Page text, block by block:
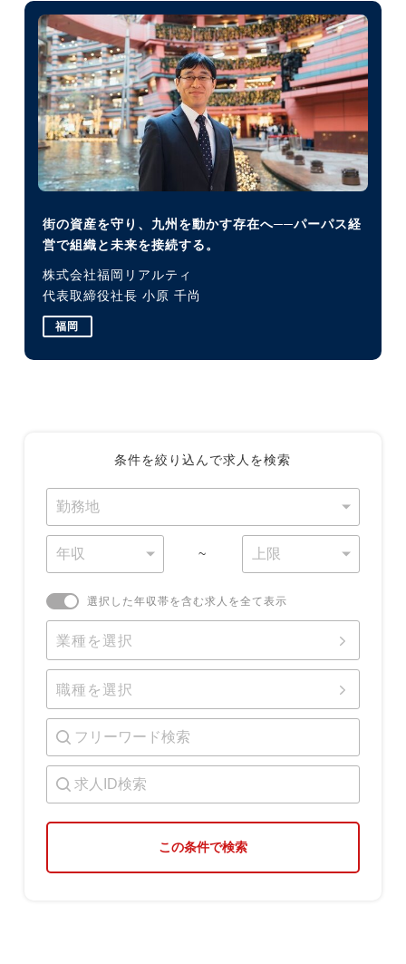
街の資産を守り、九州を動かす存在へ──パーパス経
営で組織と未来を接続する。
株式会社福岡リアルティ
代表取締役社長 小原 千尚
福岡
条件を絞り込んで求人を検索
~
選択した年収帯を含む求人を全て表示
業種を選択
職種を選択
この条件で検索